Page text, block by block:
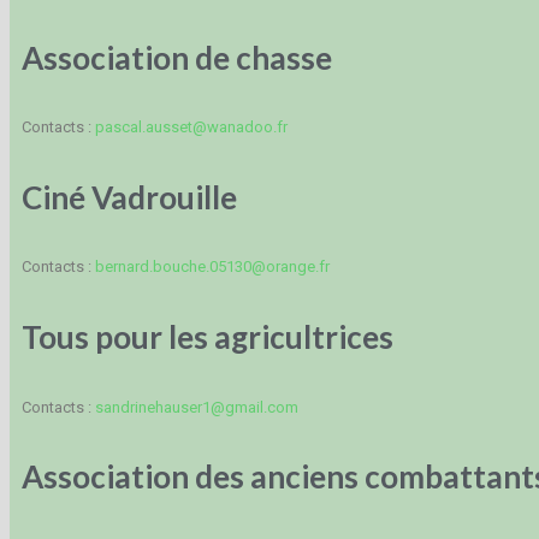
Association de chasse
Contacts : pascal.ausset@wanadoo.fr
Ciné Vadrouille
Contacts : bernard.bouche.05130@orange.fr
Tous pour les agricultrices
Contacts : sandrinehauser1@gmail.com
Association des anciens